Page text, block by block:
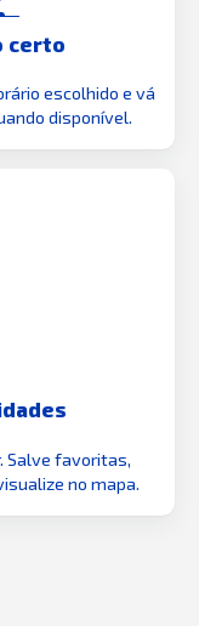
certo
escolhido e vá
disponível.
Salve favoritas,
no mapa.